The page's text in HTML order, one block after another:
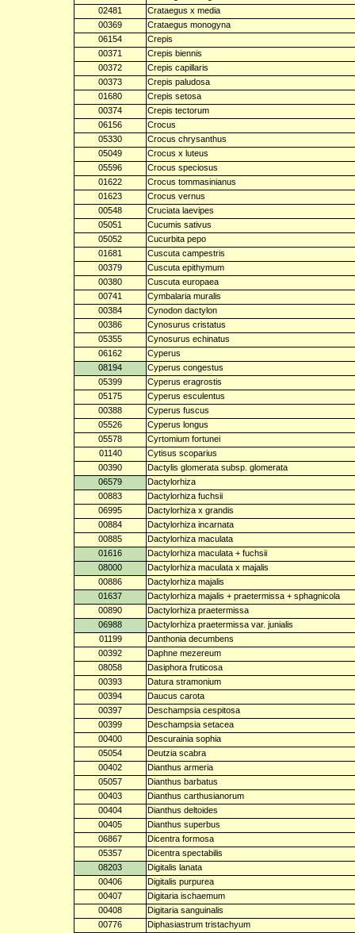
02481
Crataegus x media
00369
Crataegus monogyna
06154
Crepis
00371
Crepis biennis
00372
Crepis capillaris
00373
Crepis paludosa
01680
Crepis setosa
00374
Crepis tectorum
06156
Crocus
05330
Crocus chrysanthus
05049
Crocus x luteus
05596
Crocus speciosus
01622
Crocus tommasinianus
01623
Crocus vernus
00548
Cruciata laevipes
05051
Cucumis sativus
05052
Cucurbita pepo
01681
Cuscuta campestris
00379
Cuscuta epithymum
00380
Cuscuta europaea
00741
Cymbalaria muralis
00384
Cynodon dactylon
00386
Cynosurus cristatus
05355
Cynosurus echinatus
06162
Cyperus
08194
Cyperus congestus
05399
Cyperus eragrostis
05175
Cyperus esculentus
00388
Cyperus fuscus
05526
Cyperus longus
05578
Cyrtomium fortunei
01140
Cytisus scoparius
00390
Dactylis glomerata subsp. glomerata
06579
Dactylorhiza
00883
Dactylorhiza fuchsii
06995
Dactylorhiza x grandis
00884
Dactylorhiza incarnata
00885
Dactylorhiza maculata
01616
Dactylorhiza maculata + fuchsii
08000
Dactylorhiza maculata x majalis
00886
Dactylorhiza majalis
01637
Dactylorhiza majalis + praetermissa + sphagnicola
00890
Dactylorhiza praetermissa
06988
Dactylorhiza praetermissa var. junialis
01199
Danthonia decumbens
00392
Daphne mezereum
08058
Dasiphora fruticosa
00393
Datura stramonium
00394
Daucus carota
00397
Deschampsia cespitosa
00399
Deschampsia setacea
00400
Descurainia sophia
05054
Deutzia scabra
00402
Dianthus armeria
05057
Dianthus barbatus
00403
Dianthus carthusianorum
00404
Dianthus deltoides
00405
Dianthus superbus
06867
Dicentra formosa
05357
Dicentra spectabilis
08203
Digitalis lanata
00406
Digitalis purpurea
00407
Digitaria ischaemum
00408
Digitaria sanguinalis
00776
Diphasiastrum tristachyum